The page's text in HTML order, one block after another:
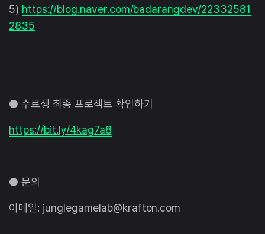
5) https://blog.naver.com/badarangdev/22332581
2835
● 수료생 최종 프로젝트 확인하기
https://bit.ly/4kag7a8
● 문의
이메일: junglegamelab@krafton.com